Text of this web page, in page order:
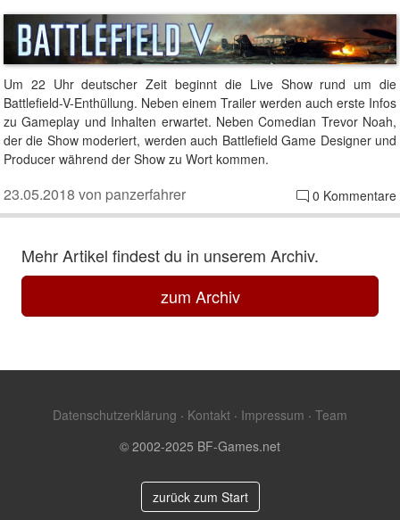
Um 22 Uhr deutscher Zeit beginnt die Live Show rund um die
Battlefield-V-Enthüllung. Neben einem Trailer werden auch erste Infos
zu Gameplay und Inhalten erwartet. Neben Comedian Trevor Noah,
der die Show moderiert, werden auch Battlefield Game Designer und
Producer während der Show zu Wort kommen.
0 Kommentare
23.05.2018 von panzerfahrer
Mehr Artikel findest du in unserem Archiv.
zum Archiv
Datenschutzerklärung · Kontakt · Impressum · Team
© 2002-2025 BF-Games.net
zurück zum Start